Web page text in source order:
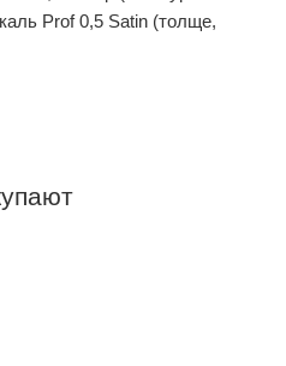
Prof 0,5 Satin (толще,